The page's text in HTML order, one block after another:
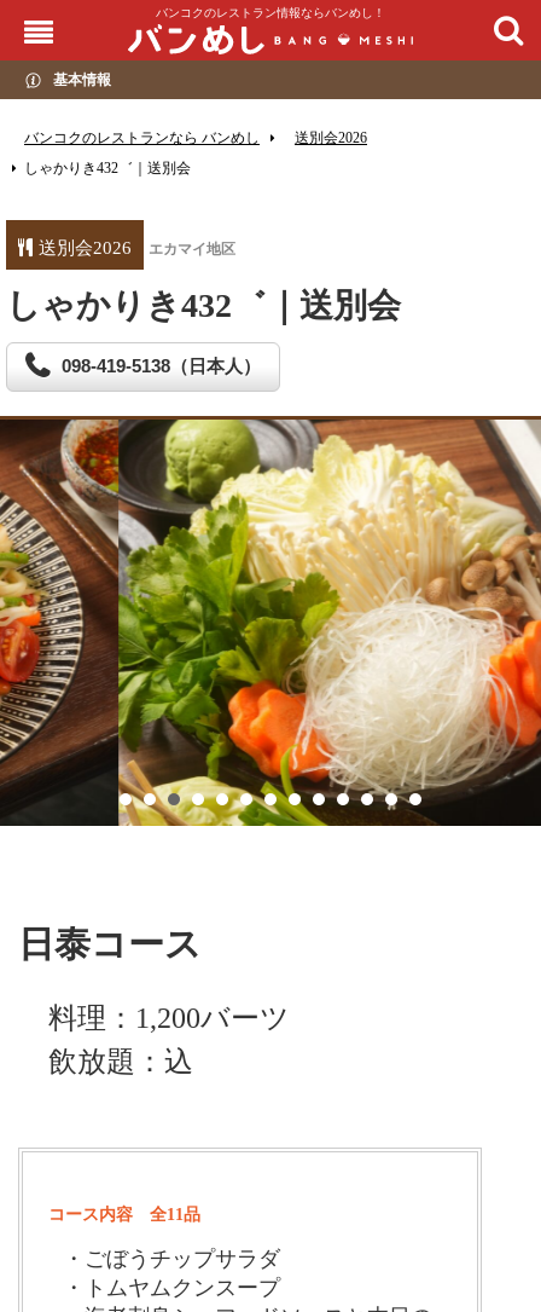
バンコクのレストラン情報ならバンめし！
基本情報
バンコクのレストランなら バンめし
送別会2026
しゃかりき432゛｜送別会
送別会2026 エカマイ地区
しゃかりき432゛｜送別会
098-419-5138（日本人）
日泰コース
料理：1,200バーツ
飲放題：込
コース内容 全11品
・ごぼうチップサラダ
・トムヤムクンスープ